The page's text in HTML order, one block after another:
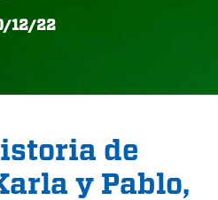
12/22
de
y Pablo,